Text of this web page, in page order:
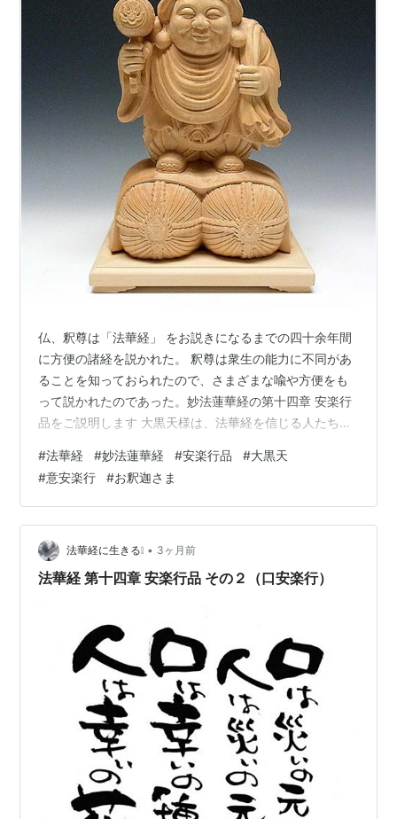
仏、釈尊は「法華経」 をお説きになるまでの四十余年間
に方便の諸経を説かれた。 釈尊は衆生の能力に不同があ
ることを知っておられたので、さまざまな喩や方便をも
って説かれたのであった。妙法蓮華経の第十四章 安楽行
品をご説明します 大黒天様は、法華経を信じる人たちを
よ！ 捨てる神あれば拾う神ありです (^^)/ 人脈は宝なり
～。 法華経２８品の中で、古来から四要品といわれる四
つの重要な品(章）がある。その四つの品とは、方便品、
安楽行品、寿量品、普門品である。 ◎ 第十四章 安楽行品
（あんらくぎょうほん）から ☆ 心の持ち方..............…
#法華経 #妙法蓮華経 #安楽行品 #大黒天
#意安楽行 #お釈迦さま
法華経に生きる❕ • 3ヶ月前
法華経 第十四章 安楽行品 その２（口安楽行）